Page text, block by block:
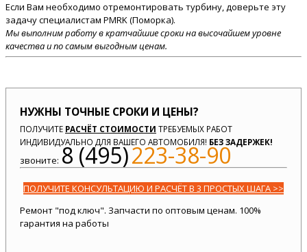
Если Вам необходимо отремонтировать турбину, доверьте эту
задачу специалистам PMRK (Поморка).
Мы выполним работу в кратчайшие сроки на высочайшем уровне
качества и по самым выгодным ценам.
НУЖНЫ ТОЧНЫЕ СРОКИ И ЦЕНЫ?
ПОЛУЧИТЕ РАСЧЁТ СТОИМОСТИ ТРЕБУЕМЫХ РАБОТ
ИНДИВИДУАЛЬНО ДЛЯ ВАШЕГО АВТОМОБИЛЯ! БЕЗ ЗАДЕРЖЕК!
звоните: 8 (495)223-38-90
ПОЛУЧИТЕ КОНСУЛЬТАЦИЮ И РАСЧЁТ В 3 ПРОСТЫХ ШАГА >>
Ремонт "под ключ". Запчасти по оптовым ценам. 100%
гарантия на работы